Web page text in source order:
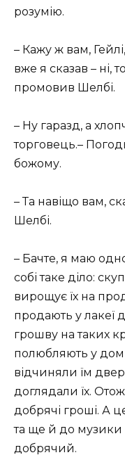
розумію.
– Кажу ж вам,
вже я сказав – ні,
промовив Шелбі.
– Ну гаразд, а
торговець.–
божому.
– Та навіщо вам,
Шелбі.
– Бачте, я маю
собі таке діло:
вирощує їх на
продають у лакеї
грошву на таких
полюбляють у
відчиняли їм
доглядали їх.
добрячі гроші. А
та ще й до музики
добрячий.